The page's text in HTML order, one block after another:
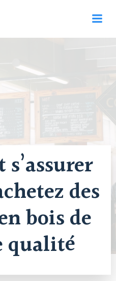
des
bois de
qualité